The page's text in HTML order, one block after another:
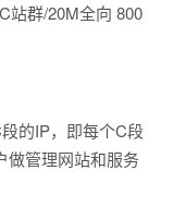
站群/20M全向 800
段的IP，即每个C段
做管理网站和服务